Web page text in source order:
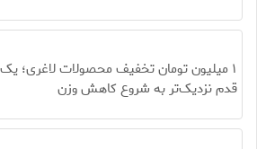
۱ میلیون تومان تخفیف محصولات لاغری؛ یک
قدم نزدیک‌تر به شروع کاهش وزن